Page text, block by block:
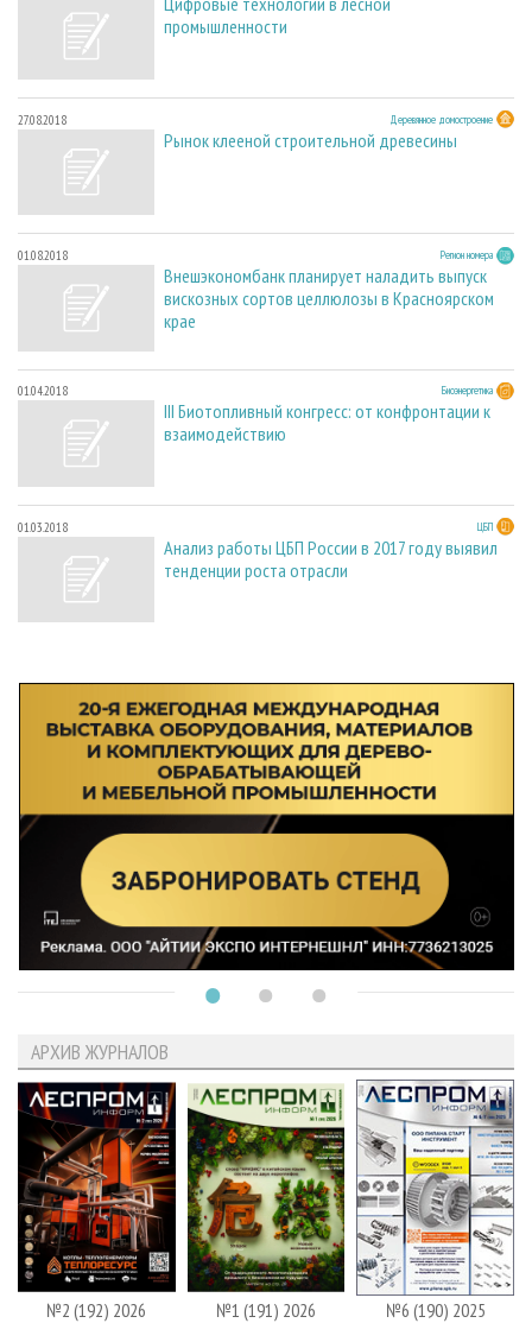
промышленности
27.08.2018 Деревянное домостроение
Рынок клееной строительной древесины
01.08.2018 Регион номера
Внешэкономбанк планирует наладить выпуск
вискозных сортов целлюлозы в Красноярском
крае
01.04.2018 Биоэнергетика
III Биотопливный конгресс: от конфронтации к
взаимодействию
01.03.2018 ЦБП
Анализ работы ЦБП России в 2017 году выявил
тенденции роста отрасли
АРХИВ ЖУРНАЛОВ
№2 (192) 2026 №1 (191) 2026 №6 (190) 2025